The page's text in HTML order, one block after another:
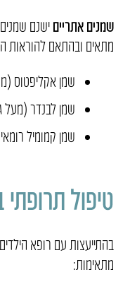
שמנים אתרייםישנם
מתאים ובהתאם להוראות
שמן אקליפטוס (מעל גיל
שמן לבנדר (מעל גיל 3
שמן קמומיל רומאי (מעל
טיפול
בהתייעצות עם רופא
מתאימות: